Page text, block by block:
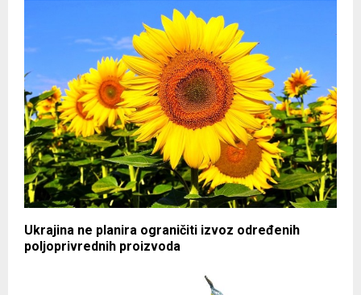
Ukrajina ne planira ograničiti izvoz određenih
poljoprivrednih proizvoda